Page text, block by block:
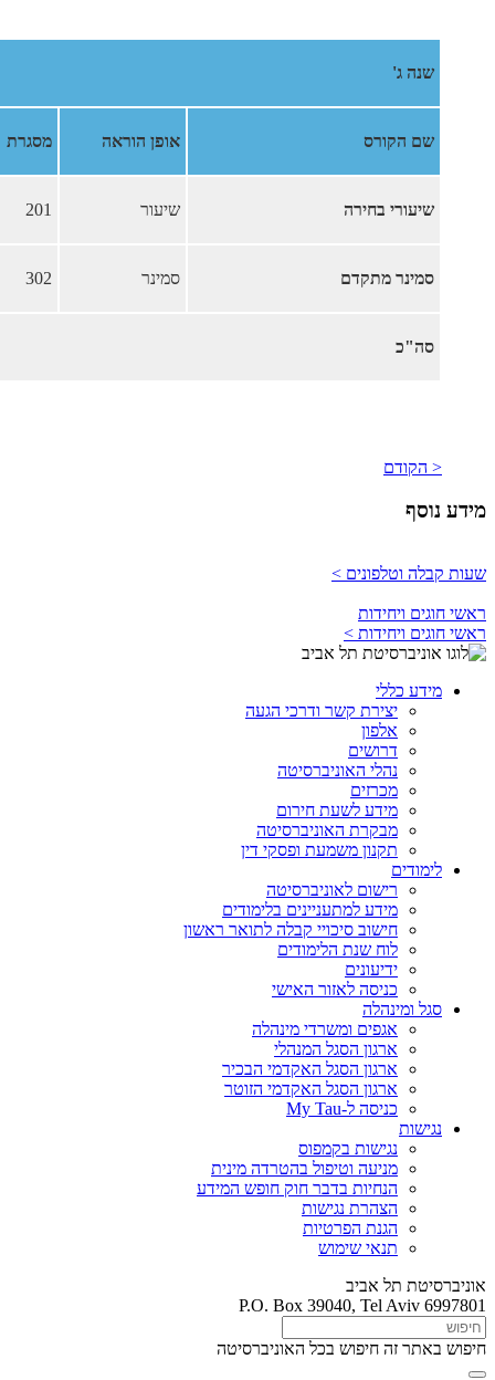
שנה ג'
שם הקורס אופן הוראה מסגרת
שיעורי בחירה שיעור 201
סמינר מתקדם סמינר 302
סה"כ
< הקודם
מידע נוסף
שעות קבלה וטלפונים >
ראשי חוגים ויחידות
ראשי חוגים ויחידות >
מידע כללי
יצירת קשר ודרכי הגעה
אלפון
דרושים
נהלי האוניברסיטה
מכרזים
מידע לשעת חירום
מבקרת האוניברסיטה
תקנון משמעת ופסקי דין
לימודים
רישום לאוניברסיטה
מידע למתעניינים בלימודים
חישוב סיכויי קבלה לתואר ראשון
לוח שנת הלימודים
ידיעונים
כניסה לאזור האישי
סגל ומינהלה
אגפים ומשרדי מינהלה
ארגון הסגל המנהלי
ארגון הסגל האקדמי הבכיר
ארגון הסגל האקדמי הזוטר
כניסה ל-My Tau
נגישות
נגישות בקמפוס
מניעה וטיפול בהטרדה מינית
הנחיות בדבר חוק חופש המידע
הצהרת נגישות
הגנת הפרטיות
תנאי שימוש
אוניברסיטת תל אביב
P.O. Box 39040, Tel Aviv 6997801
חיפוש באתר זה חיפוש בכל האוניברסיטה